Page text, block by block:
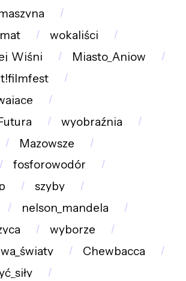
wokaliści
Miasto_Aniow
wyobraźnia
Mazowsze
fosforowodór
szyby
nelson_mandela
wyborze
Chewbacca